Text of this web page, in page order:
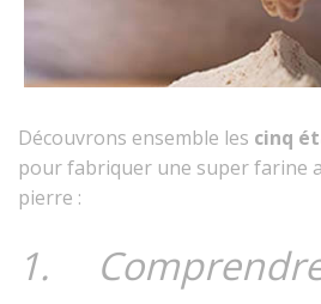
Découvrons ensemble les cinq
pour fabriquer une super farine
pierre :
1.